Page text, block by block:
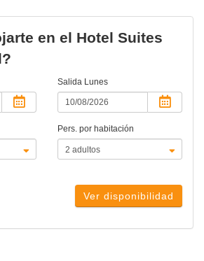
en el Hotel Suites
Salida Lunes
Pers. por habitación
Ver disponibilidad